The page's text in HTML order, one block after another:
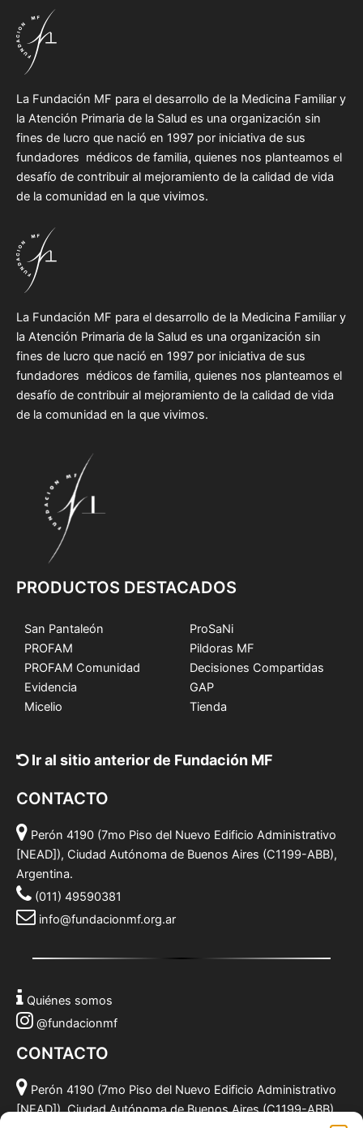
La Fundación MF para el desarrollo de la Medicina Familiar y
la Atención Primaria de la Salud es una organización sin
fines de lucro que nació en 1997 por iniciativa de sus
fundadores médicos de familia, quienes nos planteamos el
desafío de contribuir al mejoramiento de la calidad de vida
de la comunidad en la que vivimos.
La Fundación MF para el desarrollo de la Medicina Familiar y
la Atención Primaria de la Salud es una organización sin
fines de lucro que nació en 1997 por iniciativa de sus
fundadores médicos de familia, quienes nos planteamos el
desafío de contribuir al mejoramiento de la calidad de vida
de la comunidad en la que vivimos.
PRODUCTOS DESTACADOS
San Pantaleón
PROFAM
PROFAM Comunidad
Evidencia
Micelio
ProSaNi
Pildoras MF
Decisiones Compartidas
GAP
Tienda
Ir al sitio anterior de Fundación MF
CONTACTO
Perón 4190 (7mo Piso del Nuevo Edificio Administrativo
[NEAD]), Ciudad Autónoma de Buenos Aires (C1199-ABB),
Argentina.
(011) 49590381
info@fundacionmf.org.ar
Quiénes somos
@fundacionmf
CONTACTO
Perón 4190 (7mo Piso del Nuevo Edificio Administrativo
[NEAD]), Ciudad Autónoma de Buenos Aires (C1199-ABB),